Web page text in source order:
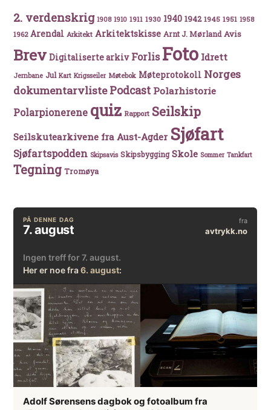
2. verdenskrig 1908 1910 1911 1930 1940 1942 1945 1951 1958
1962 Arendal Arkitekt Arkitektskisse Arnt J. Mørland Avis
Brev Digitaliserte arkiv Forlis Foto Idrett
Jernbane Jul Kart Krigsseiler Møtebok Møteprotokoll Norges
dokumentarvlistePodcast Polarhistorie
Polarpionerene quiz Rapport Seilskip
Seilskutearkivene fra Aust-Agder Sjøfart
Sjøfartspodden Skipsavis Skipsbygging Skole Sommer Tankfart
Tegning Tromøya